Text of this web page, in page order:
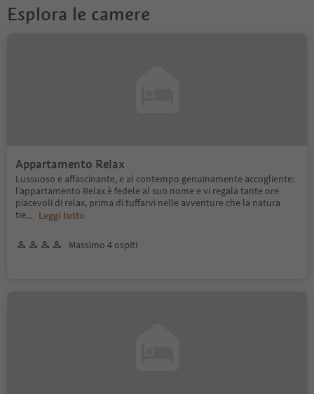
Esplora le camere
Appartamento Relax
Lussuoso e affascinante, e al contempo genuinamente accogliente:
l’appartamento Relax è fedele al suo nome e vi regala tante ore
piacevoli di relax, prima di tuffarvi nelle avventure che la natura
tie... Leggi tutto
Massimo 4 ospiti